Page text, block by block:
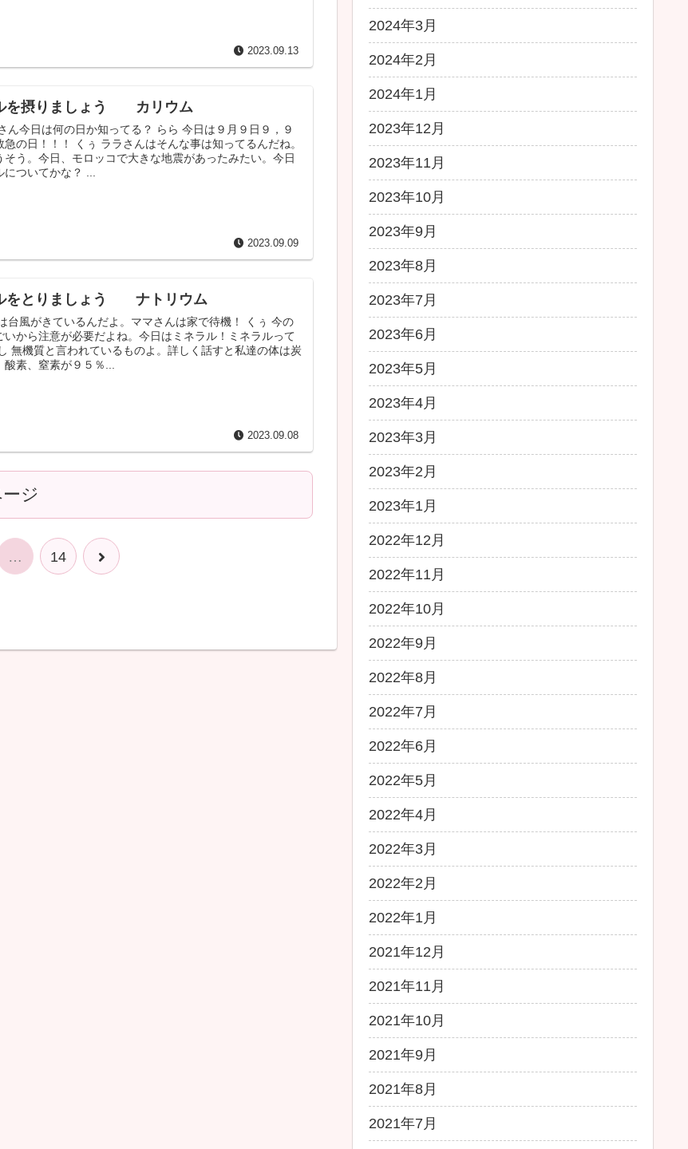
2023.09.13
を摂りましょう カリウム
ん今日は何の日か知ってる？ らら 今日は９月９日９，９
の日！！！ くぅ ララさんはそんな事は知ってるんだね。
う。今日、モロッコで大きな地震があったみたい。今日
についてかな？ ...
2023.09.09
をとりましょう ナトリウム
台風がきているんだよ。ママさんは家で待機！ くぅ 今の
いから注意が必要だよね。今日はミネラル！ミネラルって
無機質と言われているものよ。詳しく話すと私達の体は炭
素、窒素が９５％...
2023.09.08
ジ
… 14
2024年3月
2024年2月
2024年1月
2023年12月
2023年11月
2023年10月
2023年9月
2023年8月
2023年7月
2023年6月
2023年5月
2023年4月
2023年3月
2023年2月
2023年1月
2022年12月
2022年11月
2022年10月
2022年9月
2022年8月
2022年7月
2022年6月
2022年5月
2022年4月
2022年3月
2022年2月
2022年1月
2021年12月
2021年11月
2021年10月
2021年9月
2021年8月
2021年7月